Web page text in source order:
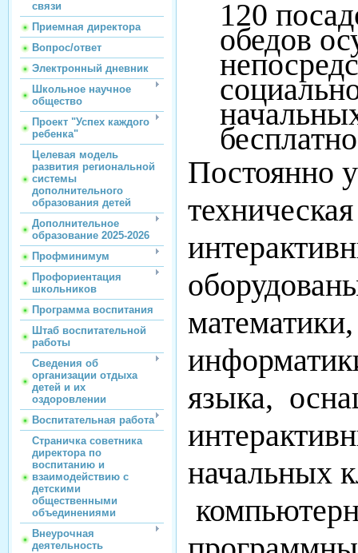
связи
Приемная директора
Вопрос/ответ
Электронный дневник
Школьное научное
общество
Проект "Успех каждого
ребенка"
Целевая модель
развития региональной
системы
дополнительного
образования детей
Дополнительное
образование 2025-2026
Профминимум
Профориентация
школьников
Программа воспитания
Штаб воспитательной
работы
Сведения об
организации отдыха
детей и их
оздоровлении
Воспитательная работа
Страничка советника
директора по
воспитанию и
взаимодействию с
детскими
общественными
объединениями
Внеурочная
деятельность
120
обедов
Постоянно
языка,
начальных